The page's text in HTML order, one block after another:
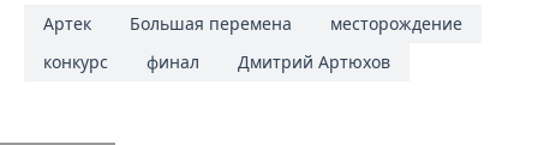
Артек Большая перемена
месторождение
конкурс
финал Дмитрий Артюхов